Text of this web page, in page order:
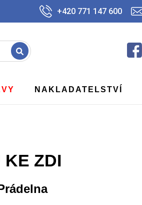
+420 771 147 600
NAKLADATELSTVÍ
KE ZDI